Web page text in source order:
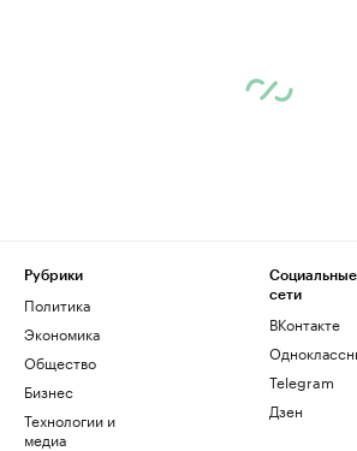
Рубрики
Политика
Экономика
Общество
Бизнес
Технологии и
медиа
Социальные
сети
ВКонтакте
Telegram
Дзен